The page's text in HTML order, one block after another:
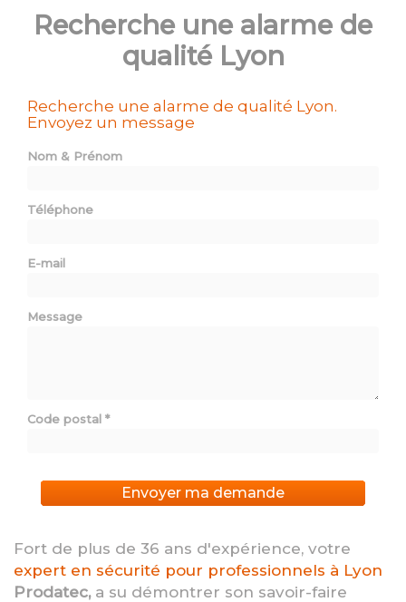
Recherche une alarme de
qualité Lyon
Recherche une alarme de qualité Lyon.
Envoyez un message
Nom & Prénom
Téléphone
E-mail
Message
Code postal *
Envoyer ma demande
Fort de plus de 36 ans d'expérience, votre
expert en sécurité pour professionnels à Lyon
Prodatec, a su démontrer son savoir-faire